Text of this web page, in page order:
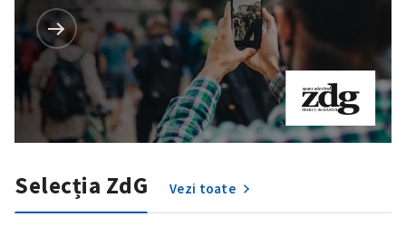
Selecția ZdG Vezi toate